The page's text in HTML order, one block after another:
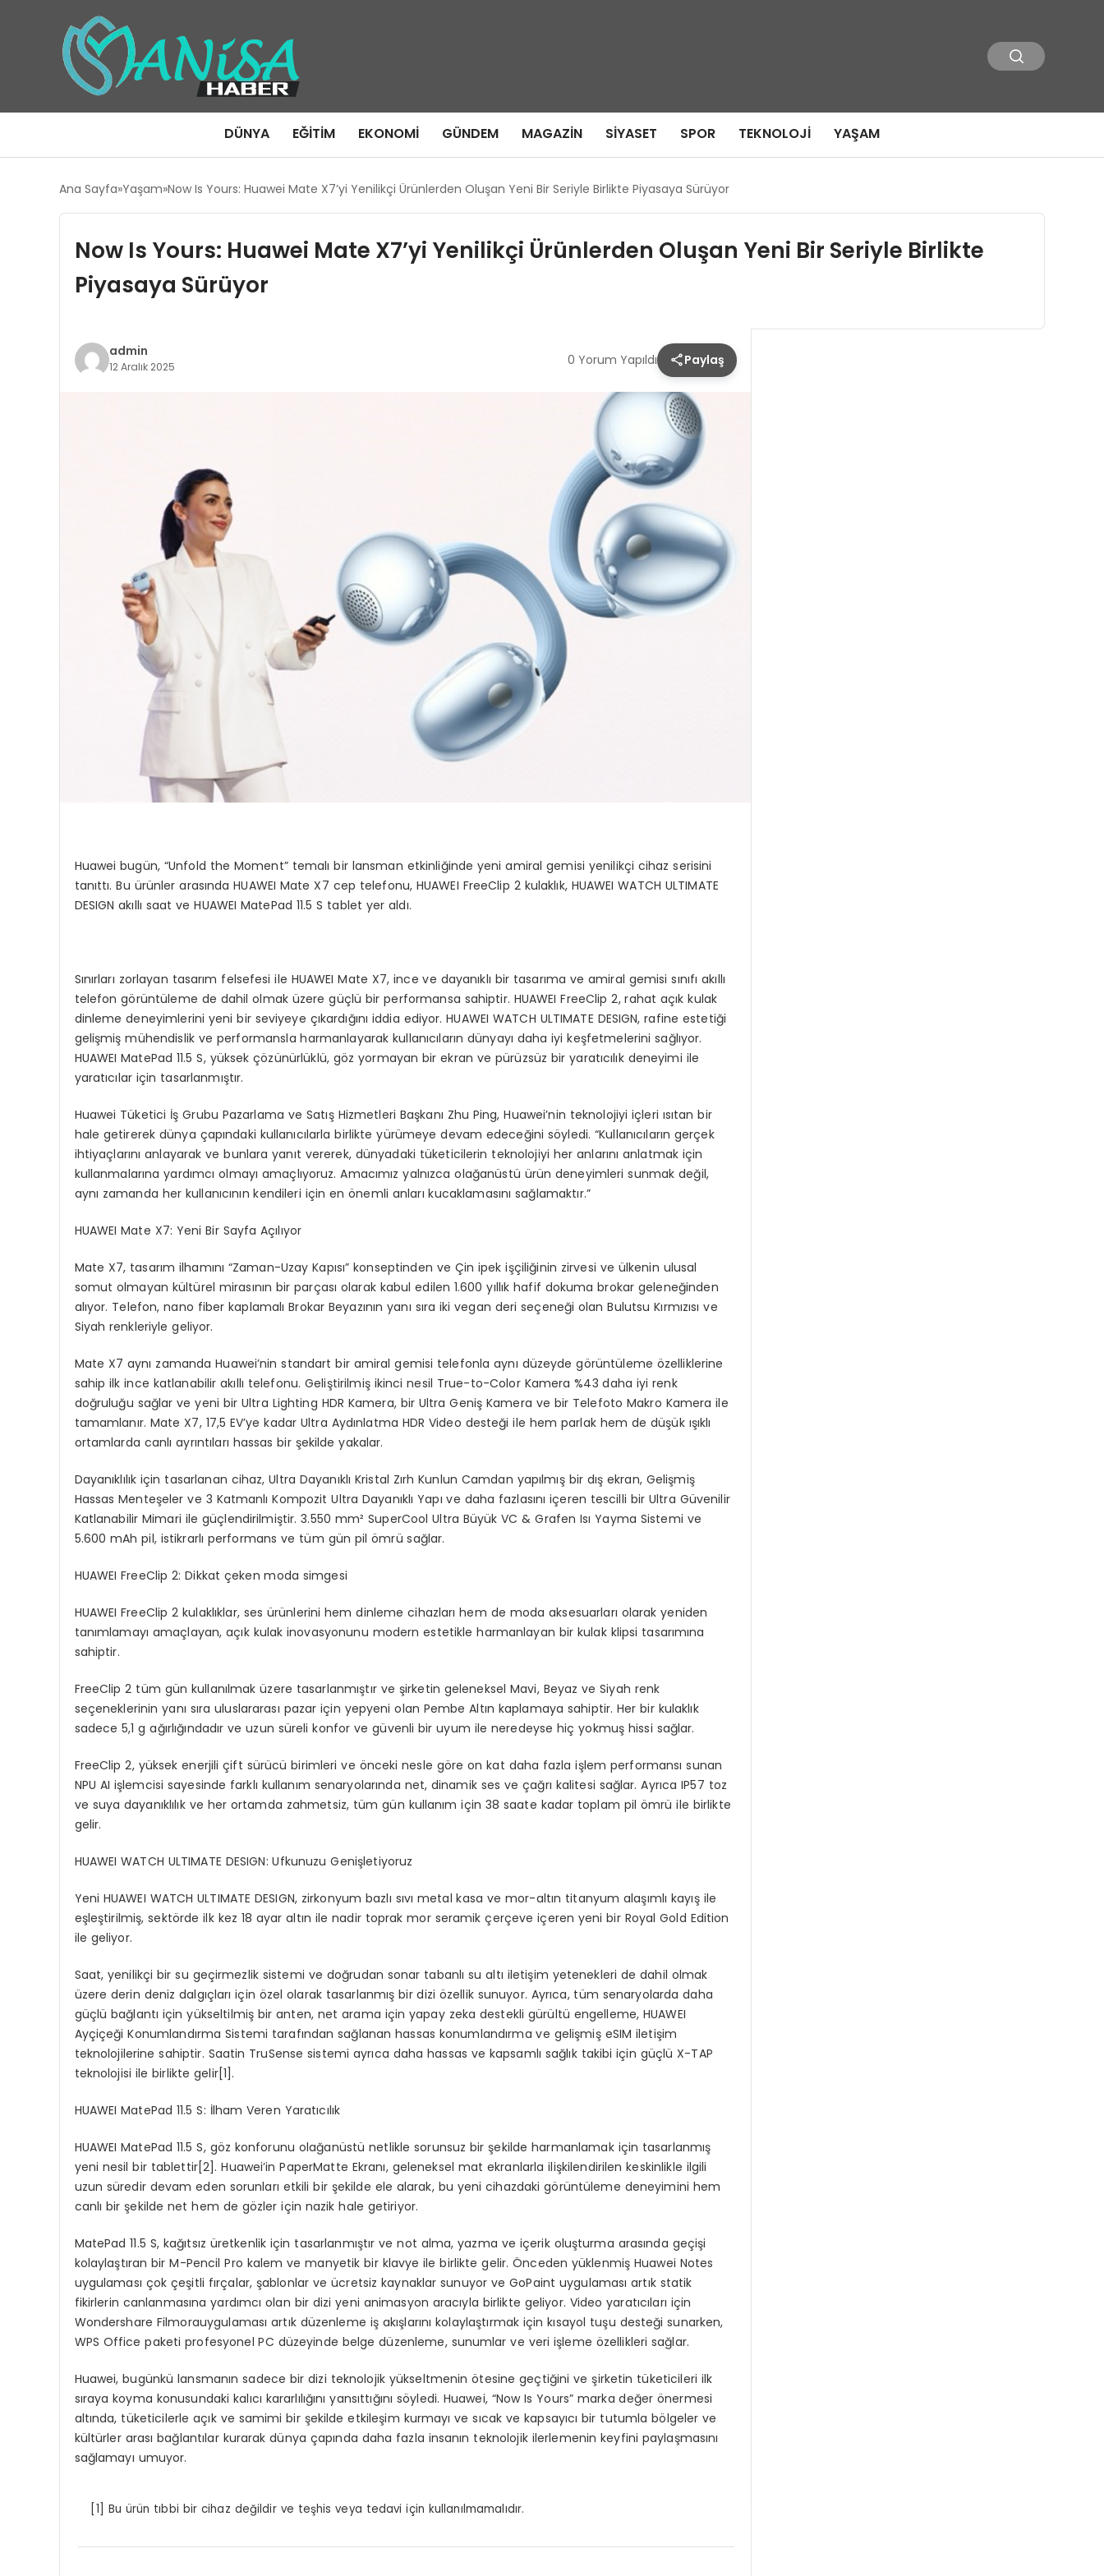
DÜNYA EĞITIM EKONOMI GÜNDEM MAGAZIN SIYASET SPOR TEKNOLOJI YAŞAM
Ana Sayfa Yaşam Now Is Yours: Huawei Mate X7’yi Yenilikçi Ürünlerden Oluşan Yeni Bir Seriyle Birlikte Piyasaya Sürüyor
Now Is Yours: Huawei Mate X7’yi Yenilikçi Ürünlerden Oluşan Yeni Bir Seriyle Birlikte
Piyasaya Sürüyor
admin
12 Aralık 2025 0 Yorum Yapıldı Paylaş
Huawei bugün, “Unfold the Moment” temalı bir lansman etkinliğinde yeni amiral gemisi yenilikçi cihaz serisini
tanıttı. Bu ürünler arasında HUAWEI Mate X7 cep telefonu, HUAWEI FreeClip 2 kulaklık, HUAWEI WATCH ULTIMATE
DESIGN akıllı saat ve HUAWEI MatePad 11.5 S tablet yer aldı.
Sınırları zorlayan tasarım felsefesi ile HUAWEI Mate X7, ince ve dayanıklı bir tasarıma ve amiral gemisi sınıfı akıllı
telefon görüntüleme de dahil olmak üzere güçlü bir performansa sahiptir. HUAWEI FreeClip 2, rahat açık kulak
dinleme deneyimlerini yeni bir seviyeye çıkardığını iddia ediyor. HUAWEI WATCH ULTIMATE DESIGN, rafine estetiği
gelişmiş mühendislik ve performansla harmanlayarak kullanıcıların dünyayı daha iyi keşfetmelerini sağlıyor.
HUAWEI MatePad 11.5 S, yüksek çözünürlüklü, göz yormayan bir ekran ve pürüzsüz bir yaratıcılık deneyimi ile
yaratıcılar için tasarlanmıştır.
Huawei Tüketici İş Grubu Pazarlama ve Satış Hizmetleri Başkanı Zhu Ping, Huawei’nin teknolojiyi içleri ısıtan bir
hale getirerek dünya çapındaki kullanıcılarla birlikte yürümeye devam edeceğini söyledi. “Kullanıcıların gerçek
ihtiyaçlarını anlayarak ve bunlara yanıt vererek, dünyadaki tüketicilerin teknolojiyi her anlarını anlatmak için
kullanmalarına yardımcı olmayı amaçlıyoruz. Amacımız yalnızca olağanüstü ürün deneyimleri sunmak değil,
aynı zamanda her kullanıcının kendileri için en önemli anları kucaklamasını sağlamaktır.”
HUAWEIMate X7: Yeni Bir Sayfa Açılıyor
Mate X7, tasarım ilhamını “Zaman-Uzay Kapısı” konseptinden ve Çin ipek işçiliğinin zirvesi ve ülkenin ulusal
somut olmayan kültürel mirasının bir parçası olarak kabul edilen 1.600 yıllık hafif dokuma brokar geleneğinden
alıyor. Telefon, nano fiber kaplamalı Brokar Beyazının yanı sıra iki vegan deri seçeneği olan Bulutsu Kırmızısı ve
Siyah renkleriyle geliyor.
Mate X7 aynı zamanda Huawei’nin standart bir amiral gemisi telefonla aynı düzeyde görüntüleme özelliklerine
sahip ilk ince katlanabilir akıllı telefonu. Geliştirilmiş ikinci nesil True-to-Color Kamera %43 daha iyi renk
doğruluğu sağlar ve yeni bir Ultra Lighting HDR Kamera, bir Ultra Geniş Kamera ve bir Telefoto Makro Kamera ile
tamamlanır. Mate X7, 17,5 EV’ye kadar Ultra Aydınlatma HDR Video desteği ile hem parlak hem de düşük ışıklı
ortamlarda canlı ayrıntıları hassas bir şekilde yakalar.
Dayanıklılık için tasarlanan cihaz, Ultra Dayanıklı Kristal Zırh Kunlun Camdan yapılmış bir dış ekran, Gelişmiş
Hassas Menteşeler ve 3 Katmanlı Kompozit Ultra Dayanıklı Yapı ve daha fazlasını içeren tescilli bir Ultra Güvenilir
Katlanabilir Mimari ile güçlendirilmiştir. 3.550 mm² SuperCool Ultra Büyük VC & Grafen Isı Yayma Sistemi ve
5.600 mAh pil, istikrarlı performans ve tüm gün pil ömrü sağlar.
HUAWEIFreeClip 2: Dikkat çeken moda simgesi
HUAWEI FreeClip 2 kulaklıklar, ses ürünlerini hem dinleme cihazları hem de moda aksesuarları olarak yeniden
tanımlamayı amaçlayan, açık kulak inovasyonunu modern estetikle harmanlayan bir kulak klipsi tasarımına
sahiptir.
FreeClip 2 tüm gün kullanılmak üzere tasarlanmıştır ve şirketin geleneksel Mavi, Beyaz ve Siyah renk
seçeneklerinin yanı sıra uluslararası pazar için yepyeni olan Pembe Altın kaplamaya sahiptir. Her bir kulaklık
sadece 5,1 g ağırlığındadır ve uzun süreli konfor ve güvenli bir uyum ile neredeyse hiç yokmuş hissi sağlar.
FreeClip 2, yüksek enerjili çift sürücü birimleri ve önceki nesle göre on kat daha fazla işlem performansı sunan
NPU AI işlemcisi sayesinde farklı kullanım senaryolarında net, dinamik ses ve çağrı kalitesi sağlar. Ayrıca IP57 toz
ve suya dayanıklılık ve her ortamda zahmetsiz, tüm gün kullanım için 38 saate kadar toplam pil ömrü ile birlikte
gelir.
HUAWEI WATCH ULTIMATE DESIGN: Ufkunuzu Genişletiyoruz
Yeni HUAWEI WATCH ULTIMATE DESIGN, zirkonyum bazlı sıvı metal kasa ve mor-altın titanyum alaşımlı kayış ile
eşleştirilmiş, sektörde ilk kez 18 ayar altın ile nadir toprak mor seramik çerçeve içeren yeni bir Royal Gold Edition
ile geliyor.
Saat, yenilikçi bir su geçirmezlik sistemi ve doğrudan sonar tabanlı su altı iletişim yetenekleri de dahil olmak
üzere derin deniz dalgıçları için özel olarak tasarlanmış bir dizi özellik sunuyor. Ayrıca, tüm senaryolarda daha
güçlü bağlantı için yükseltilmiş bir anten, net arama için yapay zeka destekli gürültü engelleme, HUAWEI
Ayçiçeği Konumlandırma Sistemi tarafından sağlanan hassas konumlandırma ve gelişmiş eSIM iletişim
teknolojilerine sahiptir. Saatin TruSense sistemi ayrıca daha hassas ve kapsamlı sağlık takibi için güçlü X-TAP
teknolojisi ile birlikte gelir[1] .
HUAWEIMatePad 11.5 S: İlham Veren Yaratıcılık
HUAWEI MatePad 11.5 S, göz konforunu olağanüstü netlikle sorunsuz bir şekilde harmanlamak için tasarlanmış
yeni nesil bir tablettir[2] . Huawei’in PaperMatte Ekranı, geleneksel mat ekranlarla ilişkilendirilen keskinlikle ilgili
uzun süredir devam eden sorunları etkili bir şekilde ele alarak, bu yeni cihazdaki görüntüleme deneyimini hem
canlı bir şekilde net hem de gözler için nazik hale getiriyor.
MatePad 11.5 S, kağıtsız üretkenlik için tasarlanmıştır ve not alma, yazma ve içerik oluşturma arasında geçişi
kolaylaştıran bir M-Pencil Pro kalem ve manyetik bir klavye ile birlikte gelir. Önceden yüklenmiş Huawei Notes
uygulaması çok çeşitli fırçalar, şablonlar ve ücretsiz kaynaklar sunuyor ve GoPaint uygulaması artık statik
fikirlerin canlanmasına yardımcı olan bir dizi yeni animasyon aracıyla birlikte geliyor. Video yaratıcıları için
Wondershare Filmorauygulaması artık düzenleme iş akışlarını kolaylaştırmak için kısayol tuşu desteği sunarken,
WPS Office paketi profesyonel PC düzeyinde belge düzenleme, sunumlar ve veri işleme özellikleri sağlar.
Huawei, bugünkü lansmanın sadece bir dizi teknolojik yükseltmenin ötesine geçtiğini ve şirketin tüketicileri ilk
sıraya koyma konusundaki kalıcı kararlılığını yansıttığını söyledi. Huawei, “Now Is Yours” marka değer önermesi
altında, tüketicilerle açık ve samimi bir şekilde etkileşim kurmayı ve sıcak ve kapsayıcı bir tutumla bölgeler ve
kültürler arası bağlantılar kurarak dünya çapında daha fazla insanın teknolojik ilerlemenin keyfini paylaşmasını
sağlamayı umuyor.
[1] Bu ürün tıbbi bir cihaz değildir ve teşhis veya tedavi için kullanılmamalıdır.